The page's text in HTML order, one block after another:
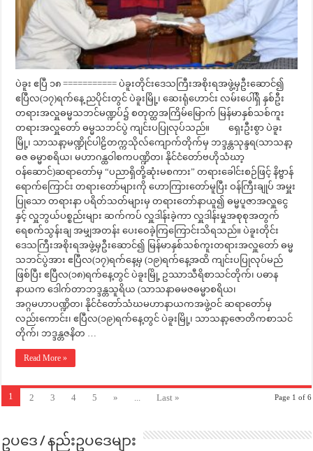
ပဲခူး ဧပြီ ၁၈ =========== ပဲခူးတိုင်းဒေသကြီးအစိုးရအဖွဲ့မှဦးဆောင်၍
ဧပြီလ(၁၇)ရက်နေ့ ညပိုင်းတွင် ပဲခူးမြို့၊ ဆေးရုံဟောင်း လမ်းပေါ်ရှိ နှစ်ဦး
တရားအလှူဓမ္မသဘင်မဏ္ဍပ်၌ စတုတ္ထအကြိမ်မြောက် မြန်မာနှစ်သစ်ကူး
တရားအလှူတော် ဓမ္မသဘင်ပွဲ ကျင်းပပြုလုပ်သည်။ ရှေးဦးစွာ ပဲခူး
မြို့၊ သာသနာ့မဏ္ဍိုင်ပါဠိတက္ကသိုလ်ကျောက်တိုက်မှ ဘဒ္ဒန္တသုန္ဒရ(သာသနာ့
ဓဇ ဓမ္မာစရိယ၊ မဟာဂန္ထဝါစကပဏ္ဍိတ၊ နိုင်ငံတော်ဗဟိုသံဃာ့
ဝန်ဆောင်)ဆရာတော်မှ “ပညာရှိတို့ဆုံးမစကား” တရားခေါင်းစဉ်ဖြင့် နိဗ္ဗာန်
ရောက်ကြောင်း တရားတော်များကို ဟောကြားတော်မူပြီး ဝန်ကြီးချုပ် အမှူး
ပြုသော တရားနာ ပရိတ်သတ်များမှ တရားတော်နာယူ၍ ဓမ္မပူဇာအလှူငွေ
နှင့် လှူဘွယ်ပစ္စည်းများ ဆက်ကပ် လှူဒါန်းခဲ့ကာ လှူဒါန်းမှုအစုစုအတွက်
ရေစက်သွန်းချ အမျှအတန်း ပေးဝေခဲ့ကြကြောင်းသိရသည်။ ပဲခူးတိုင်း
ဒေသကြီးအစိုးရအဖွဲ့မှဦးဆောင်၍ မြန်မာနှစ်သစ်ကူးတရားအလှူတော် ဓမ္မ
သဘင်ပွဲအား ဧပြီလ(၁၇)ရက်နေ့မှ (၁၉)ရက်နေ့အထိ ကျင်းပပြုလုပ်မည်
ဖြစ်ပြီး ဧပြီလ(၁၈)ရက်နေ့တွင် ပဲခူးမြို့ ဥဿာသီရိစာသင်တိုက်၊ ပဓာန
နာယက ဒေါက်တာဘဒ္ဒန္တသူရိယ (သာသနာဓမဇဓမ္မာစရိယ၊
အဂ္ဂမဟာပဏ္ဍိတ၊ နိုင်ငံတော်သံဃမဟာနာယကအဖွဲ့ဝင် ဆရာတော်မှ
လည်းကောင်း၊ ဧပြီလ(၁၉)ရက်နေ့တွင် ပဲခူးမြို့၊ သာသနာ့ဇောတိကစာသင်
တိုက်၊ ဘဒ္ဒန္တဇနိတ …
Read More »
Page 1 of 6
1 2 3 4 5 » Last »
ဥပဒေ / နည်းဥပဒေများ